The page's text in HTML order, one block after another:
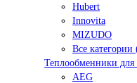
Hubert
Innovita
MIZUDO
Все категории
Теплообменники для
AEG